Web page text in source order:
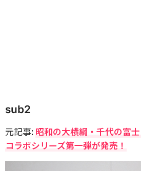
sub2
元記事: 昭和の大横綱・千代の富
コラボシリーズ第一弾が発売！